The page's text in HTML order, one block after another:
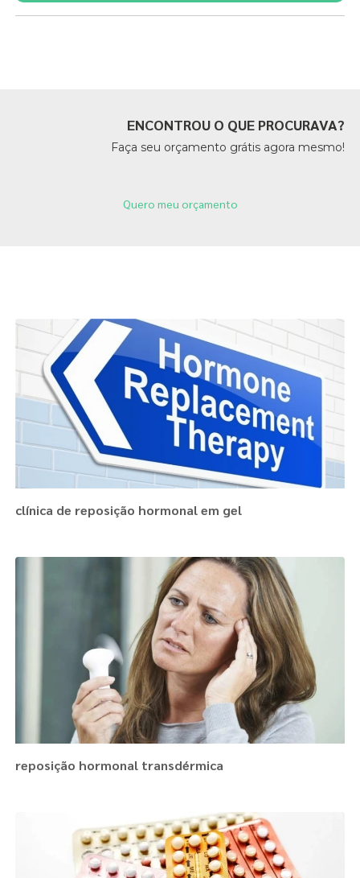
ENCONTROU O QUE PROCURAVA?
Faça seu orçamento grátis agora mesmo!
Quero meu orçamento
clínica de reposição hormonal em gel
reposição hormonal transdérmica